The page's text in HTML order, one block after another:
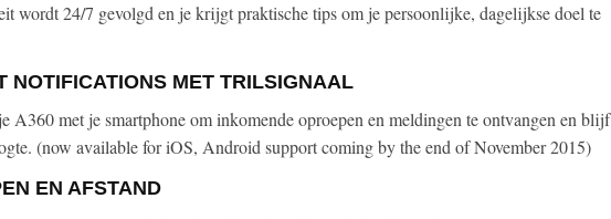
wordt 24/7 gevolgd en je krijgt praktische tips om je persoonlijke, dagelijkse doel te
NOTIFICATIONS MET TRILSIGNAAL
A360 met je smartphone om inkomende oproepen en meldingen te ontvangen en blijf
(now available for iOS, Android support coming by the end of November 2015)
EN AFSTAND